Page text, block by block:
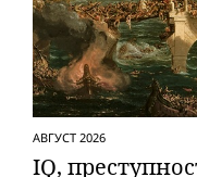
АВГУСТ 2026
IQ,